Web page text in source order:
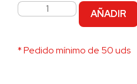
AÑADIR
* Pedido mínimo de 50 uds